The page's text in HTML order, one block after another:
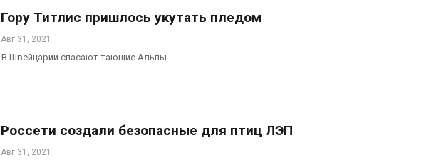
Гору Титлис пришлось укутать пледом
Авг 31, 2021
В Швейцарии спасают тающие Альпы.
Россети создали безопасные для птиц ЛЭП
Авг 31, 2021